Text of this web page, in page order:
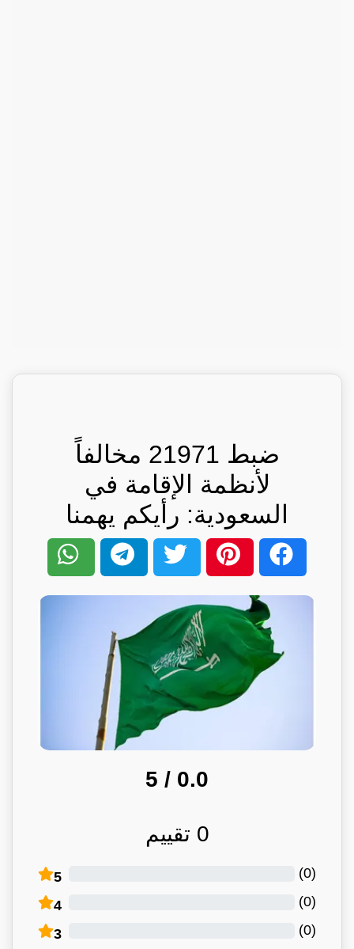
ضبط 21971 مخالفاً
لأنظمة الإقامة في
السعودية: رأيكم يهمنا
0.0
/ 5
0 تقييم
5 (
0
)
4 (
0
)
3 (
0
)